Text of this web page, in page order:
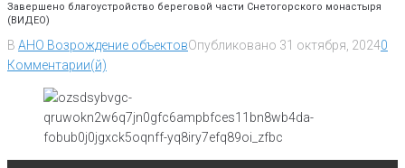
Завершено благоустройство береговой части Снетогорского монастыря
(ВИДЕО)
В АНО Возрождение объектовОпубликовано 31 октября, 20240
Комментарии(й)